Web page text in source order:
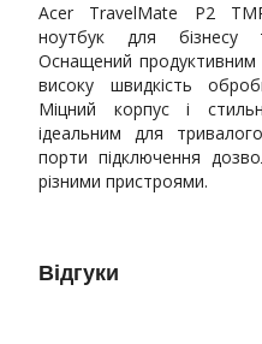
Acer TravelMate P2
ноутбук для бізнесу
Оснащений продуктивним
високу швидкість
Міцний корпус і
ідеальним для
порти підключення
різними пристроями.
Відгуки